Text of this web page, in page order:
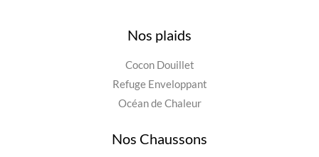
Nos plaids
Cocon Douillet
Refuge Enveloppant
Océan de Chaleur
Nos Chaussons